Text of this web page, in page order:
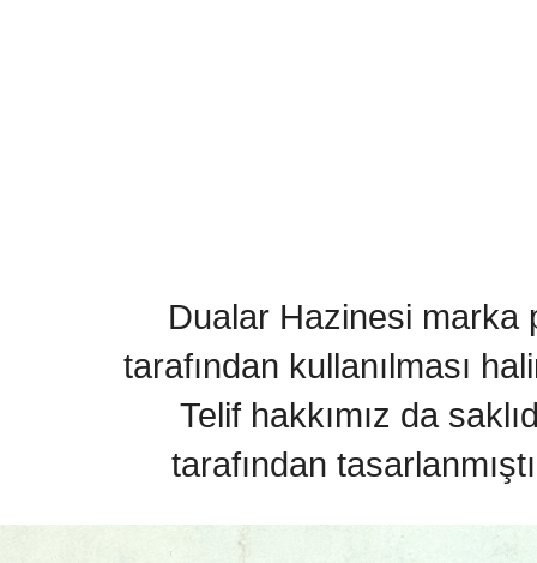
Dualar Hazinesi marka
tarafından kullanılması
Telif hakkımız da
tarafından